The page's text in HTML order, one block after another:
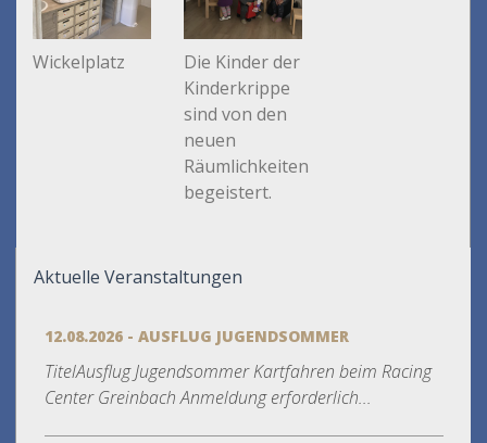
Wickelplatz
Die Kinder der
Kinderkrippe
sind von den
neuen
Räumlichkeiten
begeistert.
Aktuelle Veranstaltungen
12.08.2026 - AUSFLUG JUGENDSOMMER
TitelAusflug Jugendsommer Kartfahren beim Racing
Center Greinbach Anmeldung erforderlich...